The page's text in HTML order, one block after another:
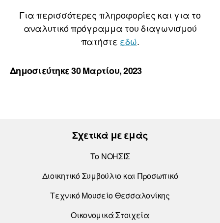
Για περισσότερες πληροφορίες και για το
αναλυτικό πρόγραμμα του διαγωνισμού
πατήστε εδώ.
Δημοσιεύτηκε 30 Μαρτίου, 2023
Σχετικά με εμάς
Το ΝΟΗΣΙΣ
Διοικητικό Συμβούλιο και Προσωπικό
Τεχνικό Μουσείο Θεσσαλονίκης
Οικονομικά Στοιχεία